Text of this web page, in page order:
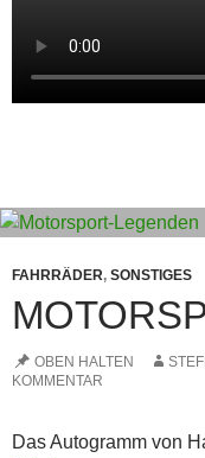
FAHRRÄDER, SONSTIGES
OBEN HALTEN
KOMMENTAR
Das Autogramm von